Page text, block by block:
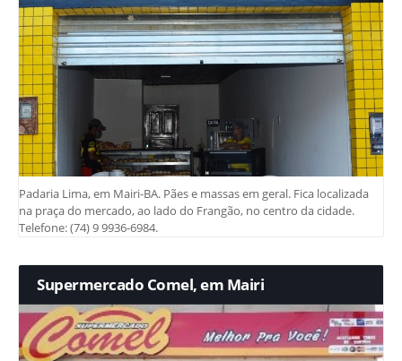
Padaria Lima, em Mairi-BA. Pães e massas em geral. Fica localizada
na praça do mercado, ao lado do Frangão, no centro da cidade.
Telefone: (74) 9 9936-6984.
Supermercado Comel, em Mairi